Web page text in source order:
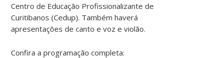
Centro de Educação Profissionalizante de
Curitibanos (Cedup). Também haverá
apresentações de canto e voz e violão.
Confira a programação completa: